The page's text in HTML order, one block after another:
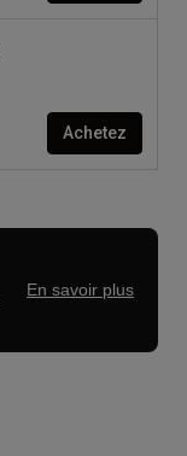
Achetez
En savoir plus